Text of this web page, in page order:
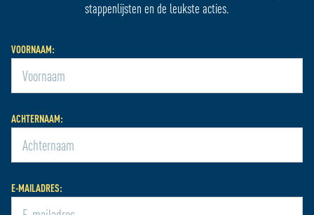
stappenlijsten en de leukste acties.
VOORNAAM:
ACHTERNAAM:
E-MAILADRES: